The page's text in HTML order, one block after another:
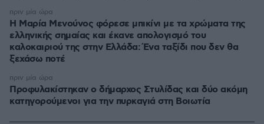
Η Μαρία Μενούνος φόρεσε μπικίνι με τα χρώματα της
ελληνικής σημαίας και έκανε απολογισμό του
καλοκαιριού της στην Ελλάδα: Ένα ταξίδι που δεν θα
ξεχάσω ποτέ
πριν μία ώρα
Προφυλακίστηκαν ο δήμαρχος Στυλίδας και δύο ακόμη
κατηγορούμενοι για την πυρκαγιά στη Βοιωτία
πριν μία ώρα